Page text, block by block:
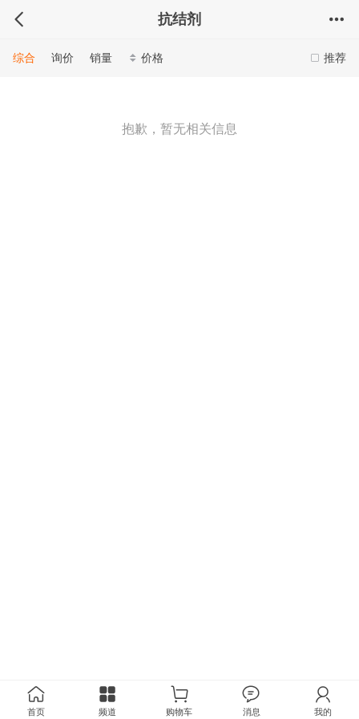
抗结剂
推荐
综合 询价 销量 价格
抱歉，暂无相关信息
首页 频道 购物车 消息 我的